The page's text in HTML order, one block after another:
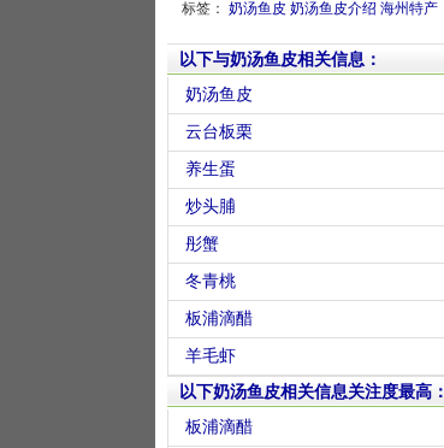
标签： 奶汤鱼皮 奶汤鱼皮介绍 海州特产
以下与奶汤鱼皮相关信息：
奶汤鱼皮
云台板栗
养生蛋
炒头脯
彤蟹
冬青桃
板浦滴醋
羊毛虾
以下奶汤鱼皮相关信息关注度最高：
板浦滴醋